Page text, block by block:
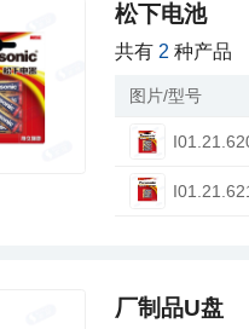
松下电池
共有 2 种产品
图片/型号
厂制品U盘